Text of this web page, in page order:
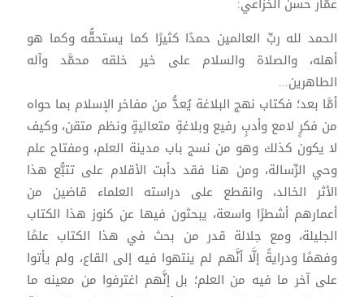
الحمد لله ربِّ العالمين حمدًا كثيرًا كما يستحقُّه وكما هو
أهله، والصلاة والسلام على خير خلقه محمَّد وآله
الطاهرين...
أمَّا بعد؛ فكتاب نهج البلاغة يُعدُّ من مفاخر الإسلام بما حواه
من فكرٍ لامع وأدبٍ رفيع وبلاغةٍ متعاليةٍ ونظم متقن، وكيف
لا يكون كذلك وهو من نسج باب مدينة العلم، ومفتاح علم
وحي الرِّسالة، ومن هنا فقد دأبت الأقلام على تتبُّع هذا
الأثر الخالد، وانقطع على دراسته العلماء قاضين من
أعمارهم أشطرًا واسعة، يبحثون فيها عن كنوز هذا الكتاب
الجليلة، ومع جلالة قدر من بحث في هذا الكتاب علمًا
وفهمًا ودرايةً إلَّا أنَّهم لم ينتهوا فيه إلى القاع، ولم يأتوا
على آخر ما فيه من العلم؛ بل إنَّهم اغترفوا من معينه ما